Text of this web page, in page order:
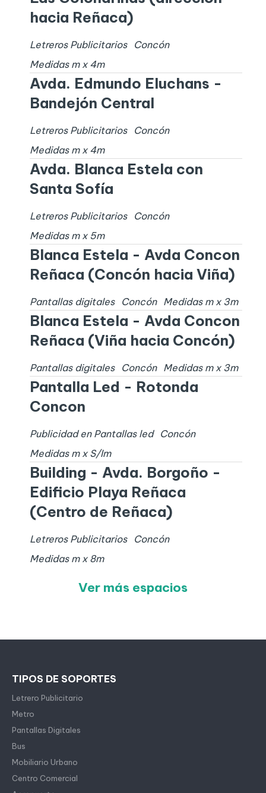
hacia Reñaca)
Letreros Publicitarios
Concón
Medidas m x 4m
Avda. Edmundo Eluchans -
Bandejón Central
Letreros Publicitarios
Concón
Medidas m x 4m
Avda. Blanca Estela con
Santa Sofía
Letreros Publicitarios
Concón
Medidas m x 5m
Blanca Estela - Avda Concon
Reñaca (Concón hacia Viña)
Pantallas digitales Concón Medidas m x 3m
Blanca Estela - Avda Concon
Reñaca (Viña hacia Concón)
Pantallas digitales Concón Medidas m x 3m
Pantalla Led - Rotonda
Concon
Publicidad en Pantallas led
Concón
Medidas m x S/Im
Building - Avda. Borgoño -
Edificio Playa Reñaca
(Centro de Reñaca)
Letreros Publicitarios
Concón
Medidas m x 8m
Ver más espacios
TIPOS DE SOPORTES
Letrero Publicitario
Metro
Pantallas Digitales
Bus
Mobiliario Urbano
Centro Comercial